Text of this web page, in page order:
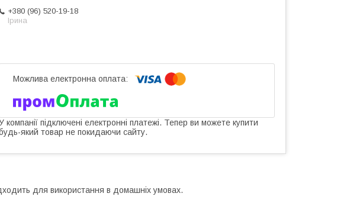
+380 (96) 520-19-18
Ірина
компанії підключені електронні платежі. Тепер ви можете купити
який товар не покидаючи сайту.
для використання в домашніх умовах.